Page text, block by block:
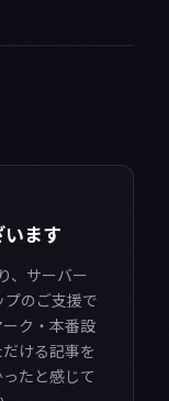
ます
、サーバー
のご支援で
ク・本番設
ける記事を
たと感じて